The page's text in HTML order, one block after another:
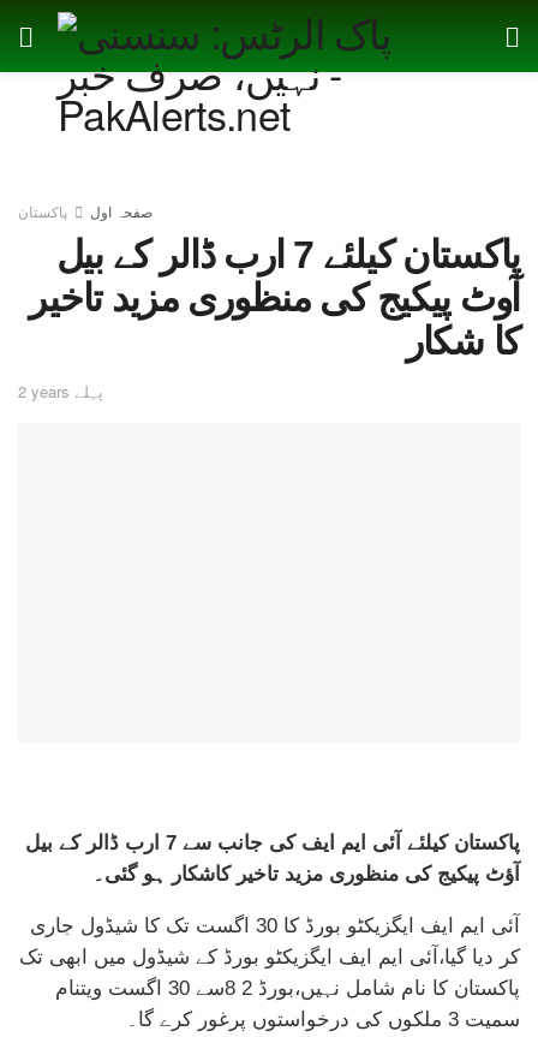
صفحہ اول پاکستان
پاکستان کیلئے 7 ارب ڈالر کے بیل
آوٹ پیکیج کی منظوری مزید تاخیر
کا شکار
2 years پہلے
پاکستان کیلئے آئی ایم ایف کی جانب سے 7 ارب ڈالر کے بیل
آؤٹ پیکیج کی منظوری مزید تاخیر کاشکار ہو گئی۔
آئی ایم ایف ایگزیکٹو بورڈ کا 30 اگست تک کا شیڈول جاری
کر دیا گیا،آئی ایم ایف ایگزیکٹو بورڈ کے شیڈول میں ابھی تک
پاکستان کا نام شامل نہیں،بورڈ 2 8سے 30 اگست ویتنام
سمیت 3 ملکوں کی درخواستوں پرغور کرے گا۔